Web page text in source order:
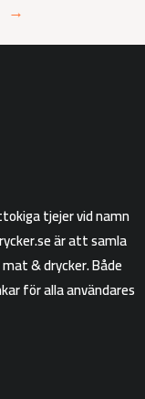
→
tjejer vid namn
är att samla
& drycker. Både
för alla användares